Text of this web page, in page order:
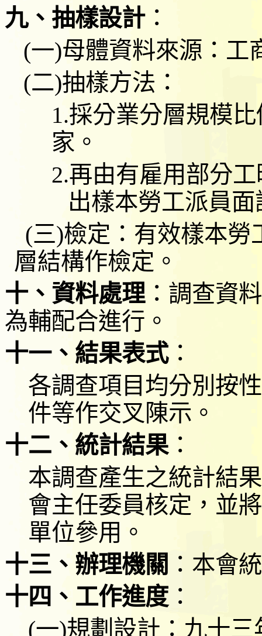
九、抽樣設計：
(一)母體資料來源：工
(二)抽樣方法：
1.採分業分層規模
家。
2.再由有雇用部分
出樣本勞工派員面
(三)檢定：有效樣本勞
層結構作檢定。
十、資料處理：調查資
為輔配合進行。
十一、結果表式：
各調查項目均分別按
件等作交叉陳示。
十二、統計結果：
本調查產生之統計結
會主任委員核定，並
單位參用。
十三、辦理機關 ：本會
十四、工作進度：
(一)規劃設計：九十